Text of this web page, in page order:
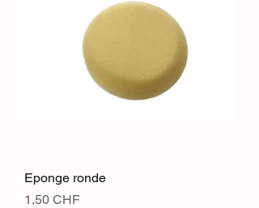
Eponge ronde
Prix
1,50 CHF